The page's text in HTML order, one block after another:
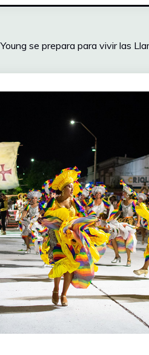
Young se prepara para vivir las